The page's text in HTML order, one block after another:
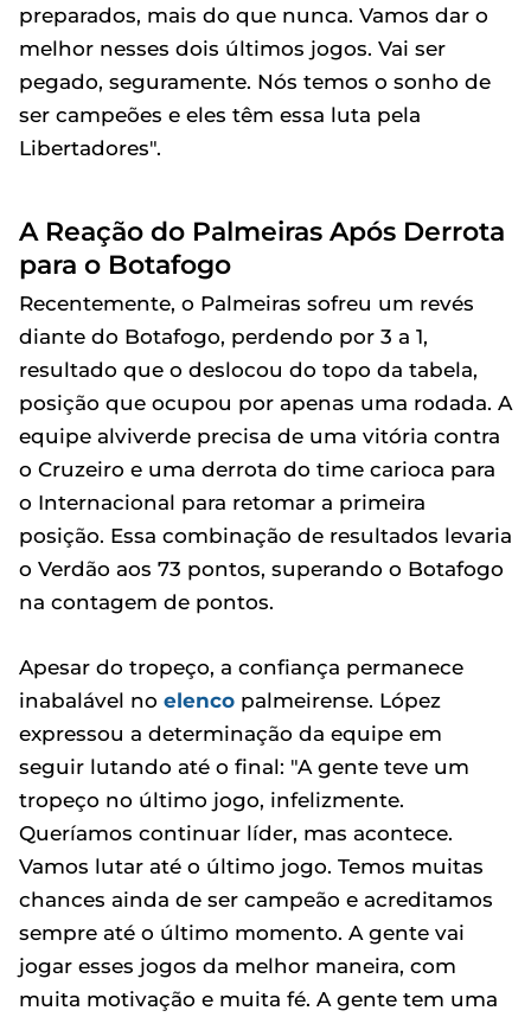
preparados, mais do que nunca. Vamos dar o
melhor nesses dois últimos jogos. Vai ser
pegado, seguramente. Nós temos o sonho de
ser campeões e eles têm essa luta pela
Libertadores".
A Reação do Palmeiras Após Derrota
para o Botafogo
Recentemente, o Palmeiras sofreu um revés
diante do Botafogo, perdendo por 3 a 1,
resultado que o deslocou do topo da tabela,
posição que ocupou por apenas uma rodada. A
equipe alviverde precisa de uma vitória contra
o Cruzeiro e uma derrota do time carioca para
o Internacional para retomar a primeira
posição. Essa combinação de resultados levaria
o Verdão aos 73 pontos, superando o Botafogo
na contagem de pontos.
Apesar do tropeço, a confiança permanece
inabalável no elenco palmeirense. López
expressou a determinação da equipe em
seguir lutando até o final: "A gente teve um
tropeço no último jogo, infelizmente.
Queríamos continuar líder, mas acontece.
Vamos lutar até o último jogo. Temos muitas
chances ainda de ser campeão e acreditamos
sempre até o último momento. A gente vai
jogar esses jogos da melhor maneira, com
muita motivação e muita fé. A gente tem uma